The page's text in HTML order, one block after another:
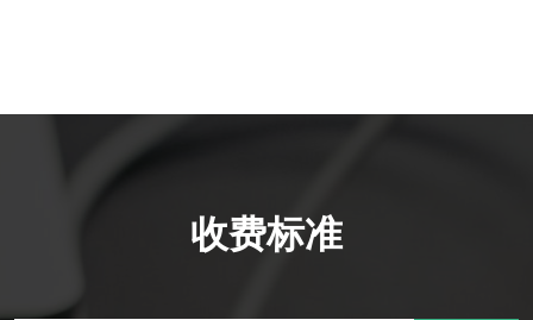
收费标准